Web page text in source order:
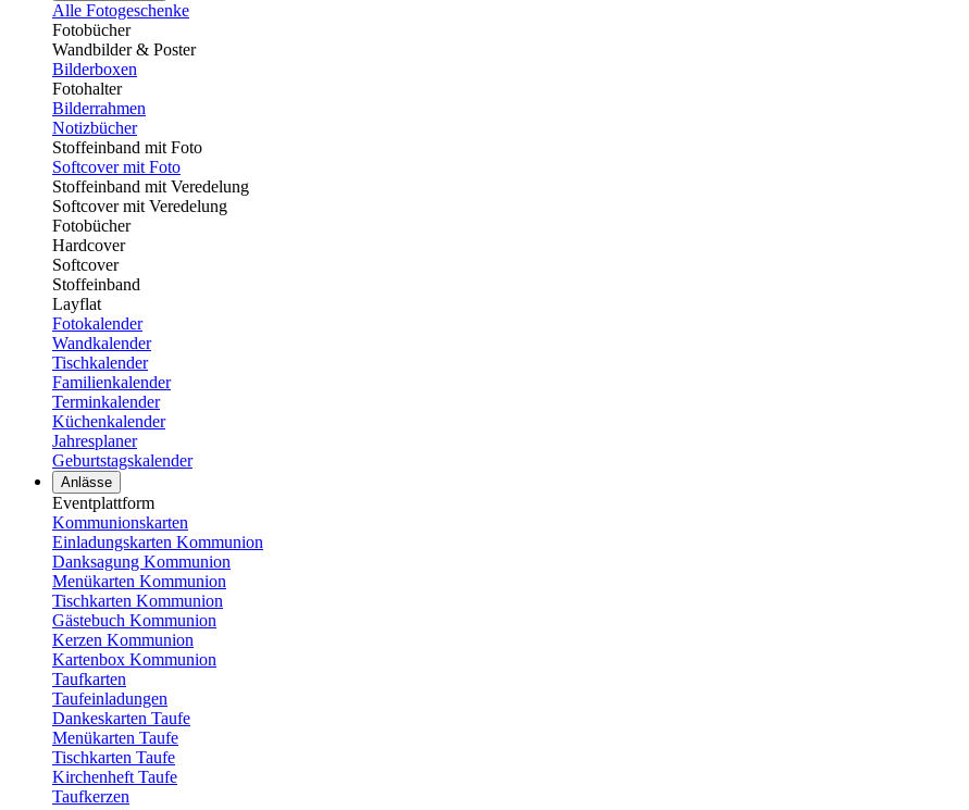
Alle Fotogeschenke
Fotobücher
Wandbilder & Poster
Bilderboxen
Fotohalter
Bilderrahmen
Notizbücher
Stoffeinband mit Foto
Softcover mit Foto
Stoffeinband mit Veredelung
Softcover mit Veredelung
Fotobücher
Hardcover
Softcover
Stoffeinband
Layflat
Fotokalender
Wandkalender
Tischkalender
Familienkalender
Terminkalender
Küchenkalender
Jahresplaner
Geburtstagskalender
Anlässe
Eventplattform
Kommunionskarten
Einladungskarten Kommunion
Danksagung Kommunion
Menükarten Kommunion
Tischkarten Kommunion
Gästebuch Kommunion
Kerzen Kommunion
Kartenbox Kommunion
Taufkarten
Taufeinladungen
Dankeskarten Taufe
Menükarten Taufe
Tischkarten Taufe
Kirchenheft Taufe
Taufkerzen